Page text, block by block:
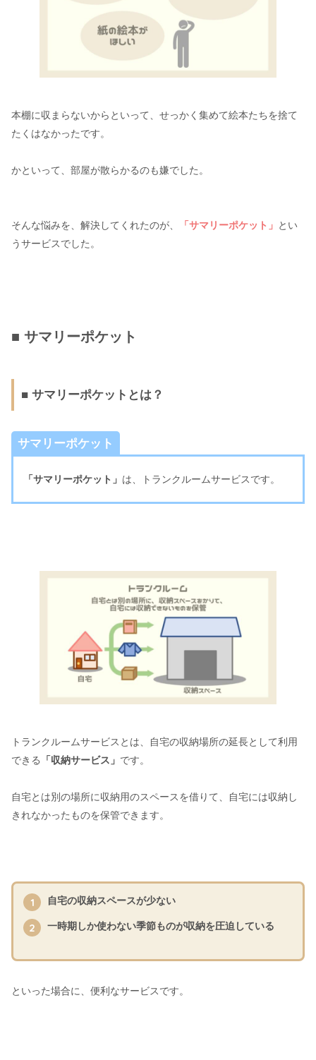
本棚に収まらないからといって、せっかく集めて絵本たちを捨て
たくはなかったです。
かといって、部屋が散らかるのも嫌でした。
そんな悩みを、解決してくれたのが、 「サマリーポケット」 とい
うサービスでした。
■ サマリーポケット
■ サマリーポケットとは？
サマリーポケット
「サマリーポケット」 は、トランクルームサービスです。
トランクルームサービスとは、自宅の収納場所の延長として利用
できる
「収納サービス」 です。
自宅とは別の場所に収納用のスペースを借りて、自宅には収納し
きれなかったものを保管できます。
自宅の収納スペースが少ない
一時期しか使わない季節ものが収納を圧迫している
といった場合に、便利なサービスです。